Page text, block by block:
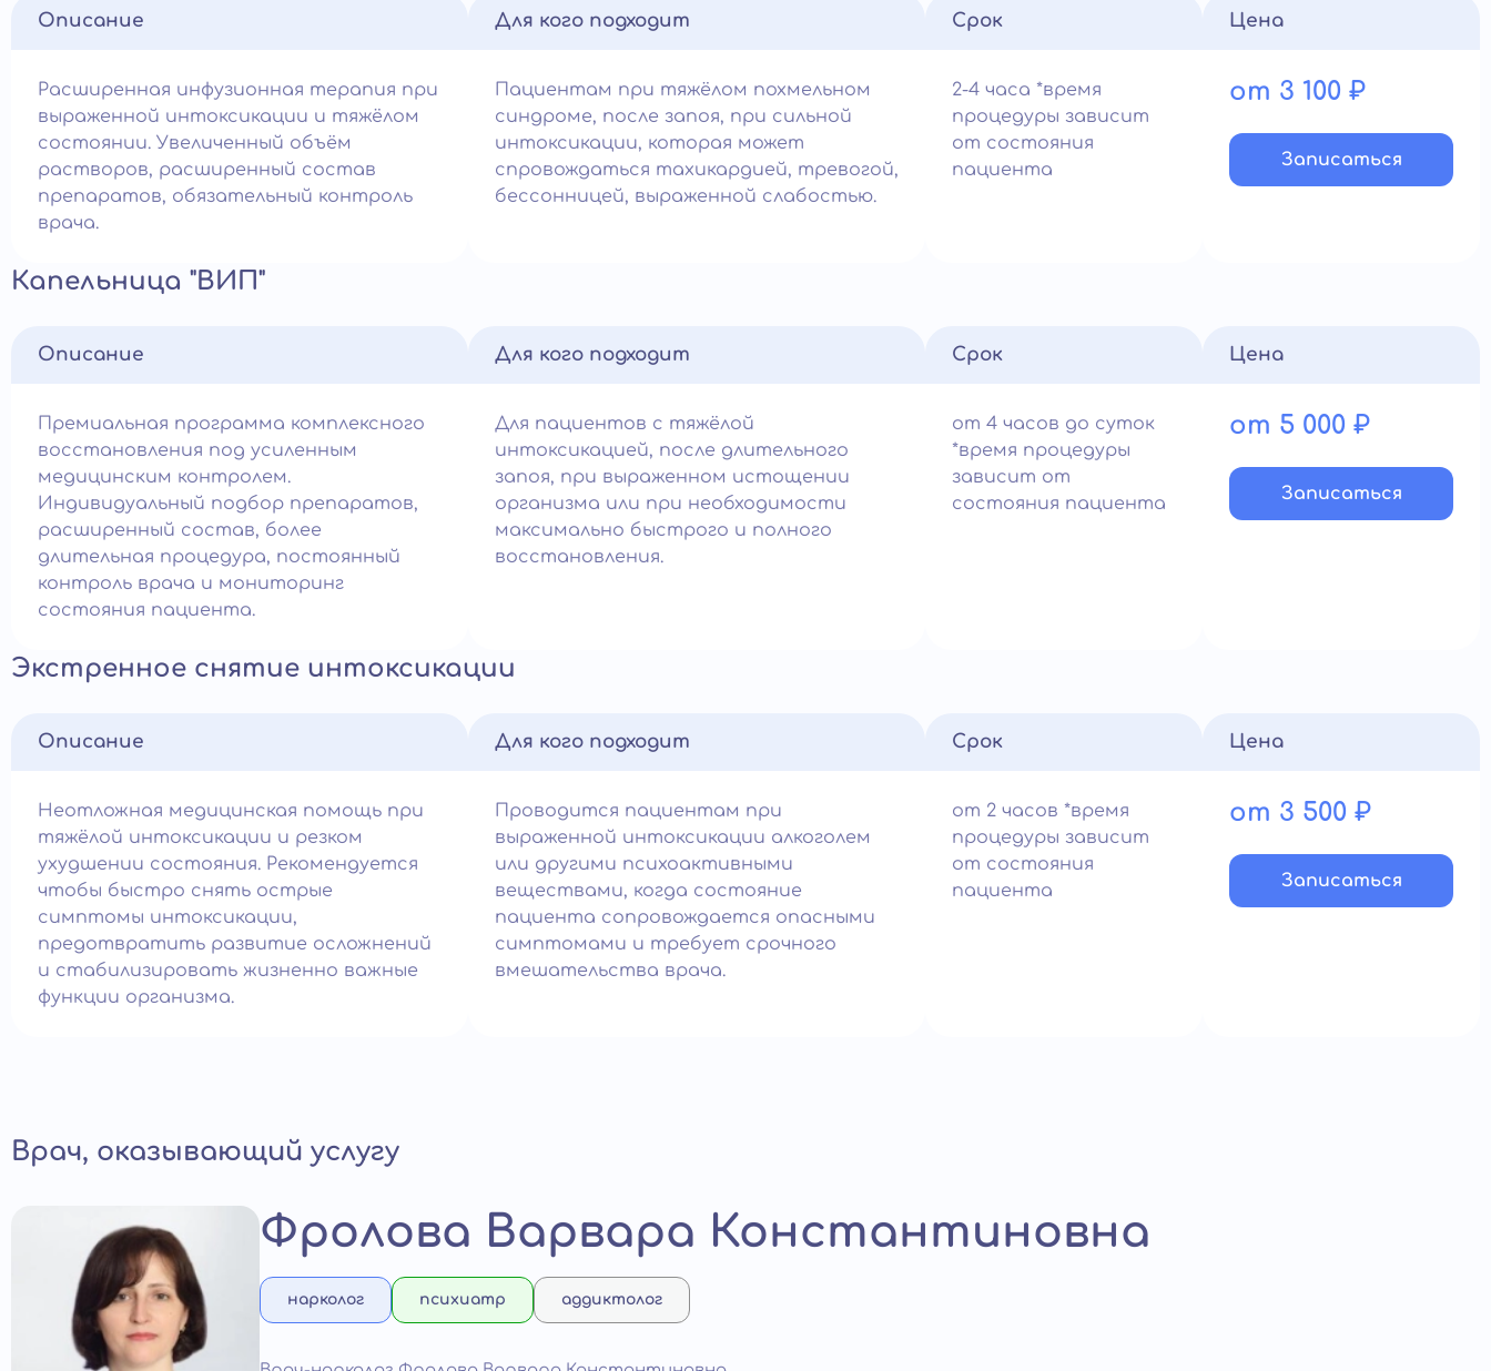
Описание
Расширенная инфузионная терапия при
выраженной интоксикации и тяжёлом
состоянии. Увеличенный объём
растворов, расширенный состав
препаратов, обязательный контроль
врача.
Для кого подходит
Пациентам при тяжёлом похмельном
синдроме, после запоя, при сильной
интоксикации, которая может
спровождаться тахикардией, тревогой,
бессонницей, выраженной слабостью.
Срок
2-4 часа *время
процедуры зависит
от состояния
пациента
Цена
от 3 100 ₽
Записатьcя
Капельница "ВИП"
Описание
Премиальная программа комплексного
восстановления под усиленным
медицинским контролем.
Индивидуальный подбор препаратов,
расширенный состав, более
длительная процедура, постоянный
контроль врача и мониторинг
состояния пациента.
Для кого подходит
Для пациентов с тяжёлой
интоксикацией, после длительного
запоя, при выраженном истощении
организма или при необходимости
максимально быстрого и полного
восстановления.
Срок
от 4 часов до суток
*время процедуры
зависит от
состояния пациента
Цена
от 5 000 ₽
Записатьcя
Экстренное снятие интоксикации
Описание
Неотложная медицинская помощь при
тяжёлой интоксикации и резком
ухудшении состояния. Рекомендуется
чтобы быстро снять острые
симптомы интоксикации,
предотвратить развитие осложнений
и стабилизировать жизненно важные
функции организма.
Для кого подходит
Проводится пациентам при
выраженной интоксикации алкоголем
или другими психоактивными
веществами, когда состояние
пациента сопровождается опасными
симптомами и требует срочного
вмешательства врача.
Срок
от 2 часов *время
процедуры зависит
от состояния
пациента
Цена
от 3 500 ₽
Записатьcя
Врач, оказывающий услугу
Фролова Варвара Константиновна
нарколог психиатр аддиктолог